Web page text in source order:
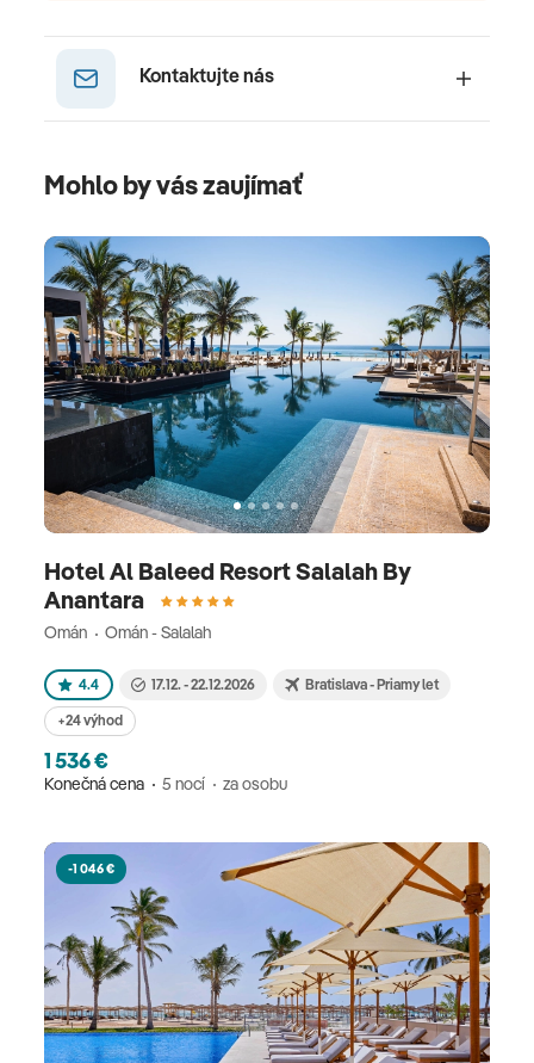
Kontaktujte nás
Mohlo by vás zaujímať
Hotel Al Baleed Resort Salalah By
Anantara
Omán Omán - Salalah
4.4 17.12. - 22.12.2026 Bratislava - Priamy let
+24 výhod
1 536 €
Konečná cena 5 nocí za osobu
-1 046 €